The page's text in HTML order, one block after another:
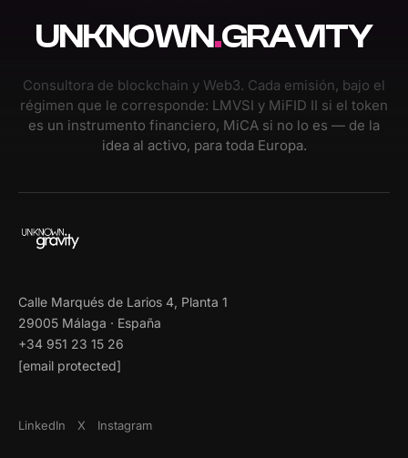
UNKNOWN.GRAVITY
Consultora de blockchain y Web3. Cada emisión, bajo el
régimen que le corresponde: LMVSI y MiFID II si el token
es un instrumento financiero, MiCA si no lo es — de la
idea al activo, para toda Europa.
Calle Marqués de Larios 4, Planta 1
29005 Málaga · España
+34 951 23 15 26
[email protected]
LinkedIn X Instagram